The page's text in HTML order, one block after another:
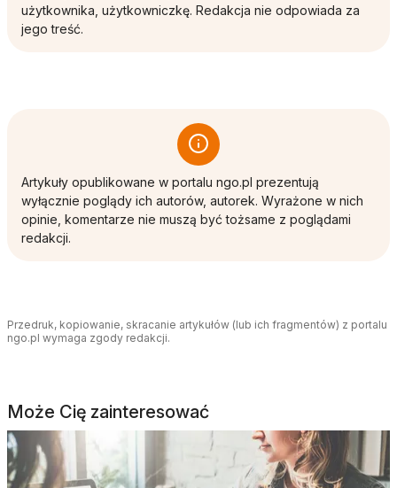
użytkownika, użytkowniczkę. Redakcja nie odpowiada za
jego treść.
Artykuły opublikowane w portalu ngo.pl prezentują
wyłącznie poglądy ich autorów, autorek. Wyrażone w nich
opinie, komentarze nie muszą być tożsame z poglądami
redakcji.
Przedruk, kopiowanie, skracanie artykułów (lub ich fragmentów) z portalu
ngo.pl wymaga zgody redakcji.
Może Cię zainteresować